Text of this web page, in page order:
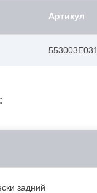
Артикул
553003E031
задний